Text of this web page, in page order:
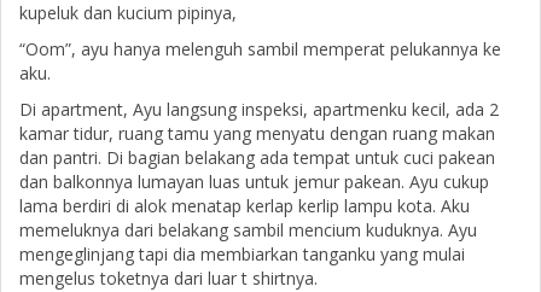
kupeluk dan kucium pipinya,
“Oom”, ayu hanya melenguh sambil memperat pelukannya ke
aku.
Di apartment, Ayu langsung inspeksi, apartmenku kecil, ada 2
kamar tidur, ruang tamu yang menyatu dengan ruang makan
dan pantri. Di bagian belakang ada tempat untuk cuci pakean
dan balkonnya lumayan luas untuk jemur pakean. Ayu cukup
lama berdiri di alok menatap kerlap kerlip lampu kota. Aku
memeluknya dari belakang sambil mencium kuduknya. Ayu
mengeglinjang tapi dia membiarkan tanganku yang mulai
mengelus toketnya dari luar t shirtnya.